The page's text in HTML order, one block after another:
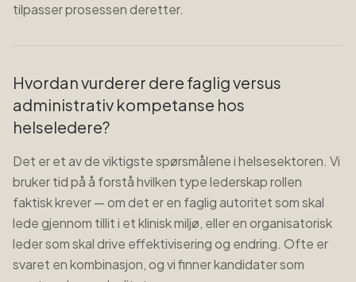
tilpasser prosessen deretter.
Hvordan vurderer dere faglig versus
administrativ kompetanse hos
helseledere?
Det er et av de viktigste spørsmålene i helsesektoren. Vi
bruker tid på å forstå hvilken type lederskap rollen
faktisk krever — om det er en faglig autoritet som skal
lede gjennom tillit i et klinisk miljø, eller en organisatorisk
leder som skal drive effektivisering og endring. Ofte er
svaret en kombinasjon, og vi finner kandidater som